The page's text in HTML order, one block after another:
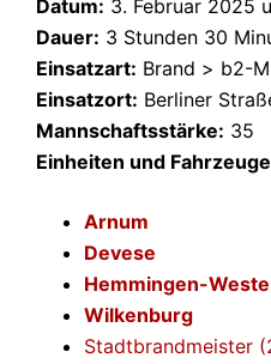
Datum: 3. Februar 2025
Dauer: 3 Stunden 30
Einsatzart: Brand > b2-
Einsatzort: Berliner
Mannschaftsstärke: 35
Einheiten und
Arnum
Devese
Hemmingen-
Wilkenburg
Stadtbrandmeister